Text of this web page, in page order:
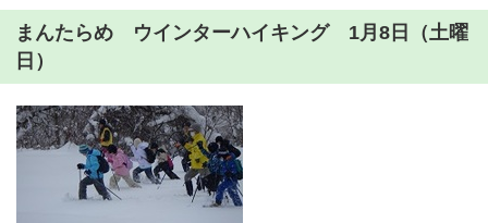
まんたらめ ウインターハイキング 1月8日（土曜
日）